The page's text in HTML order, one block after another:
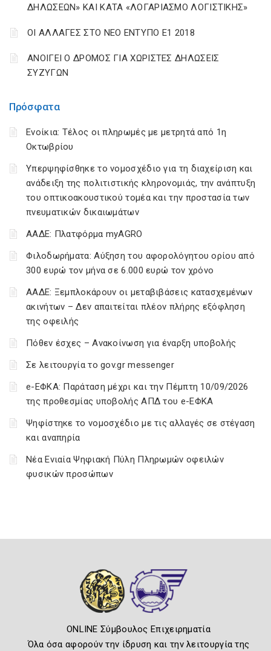
Πρόσφατα
Ενοίκια: Τέλος οι πληρωμές με μετρητά από 1η
Οκτωβρίου
Υπερψηφίσθηκε το νομοσχέδιο για τη διαχείριση και
ανάδειξη της πολιτιστικής κληρονομιάς, την ανάπτυξη
του οπτικοακουστικού τομέα και την προστασία των
πνευματικών δικαιωμάτων
ΑΑΔΕ: Πλατφόρμα myAGRO
Φιλοδωρήματα: Αύξηση του αφορολόγητου ορίου από
300 ευρώ τον μήνα σε 6.000 ευρώ τον χρόνο
ΑΑΔΕ: Ξεμπλοκάρουν οι μεταβιβάσεις κατασχεμένων
ακινήτων – Δεν απαιτείται πλέον πλήρης εξόφληση
της οφειλής
Πόθεν έσχες – Ανακοίνωση για έναρξη υποβολής
Σε λειτουργία το gov.gr messenger
e-ΕΦΚΑ: Παράταση μέχρι και την Πέμπτη 10/09/2026
της προθεσμίας υποβολής ΑΠΔ του e-ΕΦΚΑ
Ψηφίστηκε το νομοσχέδιο με τις αλλαγές σε στέγαση
και αναπηρία
Νέα Ενιαία Ψηφιακή Πύλη Πληρωμών οφειλών
φυσικών προσώπων
ΔΗΛΩΣΕΩΝ» ΚΑΙ ΚΑΤΑ «ΛΟΓΑΡΙΑΣΜΟ ΛΟΓΙΣΤΙΚΗΣ»
ΟΙ ΑΛΛΑΓΕΣ ΣΤΟ ΝΕΟ ΕΝΤΥΠΟ Ε1 2018
ΑΝΟΙΓΕΙ Ο ΔΡΟΜΟΣ ΓΙΑ ΧΩΡΙΣΤΕΣ ΔΗΛΩΣΕΙΣ
ΣΥΖΥΓΩΝ
ONLINE Σύμβουλος Επιχειρηματία
Όλα όσα αφορούν την ίδρυση και την λειτουργία της